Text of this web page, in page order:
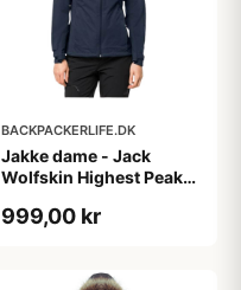
BACKPACKERLIFE.DK
Jakke dame - Jack
Wolfskin Highest Peak
999,00 kr